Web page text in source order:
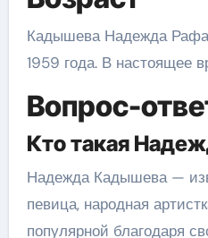
Кадышева Надежда
1959 года. В настоящее
Вопрос-
Кто такая
Надежда Кадышева —
певица, народная
популярной благодаря